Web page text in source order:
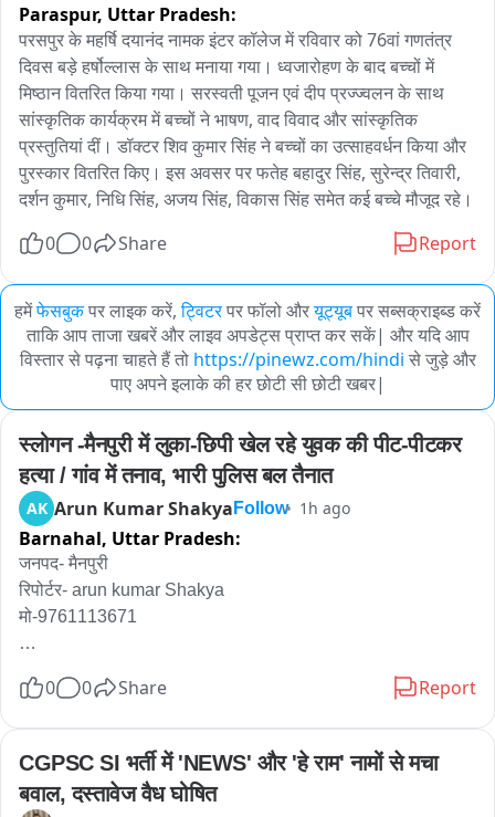
Paraspur, Uttar Pradesh:
परसपुर के महर्षि दयानंद नामक इंटर कॉलेज में रविवार को 76वां गणतंत्र
दिवस बड़े हर्षोल्लास के साथ मनाया गया। ध्वजारोहण के बाद बच्चों में
मिष्ठान वितरित किया गया। सरस्वती पूजन एवं दीप प्रज्ज्वलन के साथ
सांस्कृतिक कार्यक्रम में बच्चों ने भाषण, वाद विवाद और सांस्कृतिक
प्रस्तुतियां दीं। डॉक्टर शिव कुमार सिंह ने बच्चों का उत्साहवर्धन किया और
पुरस्कार वितरित किए। इस अवसर पर फतेह बहादुर सिंह, सुरेन्द्र तिवारी,
दर्शन कुमार, निधि सिंह, अजय सिंह, विकास सिंह समेत कई बच्चे मौजूद रहे।
0
0 Share Report
हमेंफेसबुकपर लाइक करें, ट्विटरपर फॉलो औरयूट्यूबपर सब्सक्राइब्ड करें
ताकि आप ताजा खबरें और लाइव अपडेट्स प्राप्त कर सकें| और यदि आप
विस्तार से पढ़ना चाहते हैं तो https://pinewz.com/hindi से जुड़े और
पाए अपने इलाके की हर छोटी सी छोटी खबर|
स्लोगन -मैनपुरी में लुका-छिपी खेल रहे युवक की पीट-पीटकर
हत्या / गांव में तनाव, भारी पुलिस बल तैनात
AK Arun Kumar Shakya Follow 1h ago
Barnahal, Uttar Pradesh:
जनपद- मैनपुरी
रिपोर्टर- arun kumar Shakya
मो-9761113671
स्लोगन -मैनपुरी में लुका-छिपी खेल रहे युवक की पीट-पीटकर हत्या / गांव में
एंकर-मैनपुरी से सनसनीखेज खबर सामने आई है जहां सिर्फ एक मजाक... एक
0 0 Share Report
CGPSC SI भर्ती में 'NEWS' और 'हे राम' नामों से मचा
बवाल, दस्तावेज वैध घोषित